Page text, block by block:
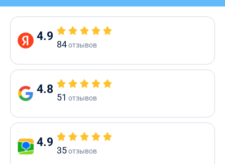
4.9
84отзывов
4.8
51 отзывов
4.9
35отзывов